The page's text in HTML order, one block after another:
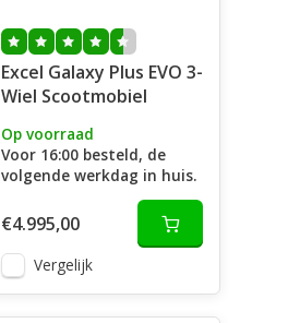
Excel Galaxy Plus EVO 3-
Wiel Scootmobiel
Op voorraad
Voor 16:00 besteld, de
volgende werkdag in huis.
€4.995,00
Vergelijk